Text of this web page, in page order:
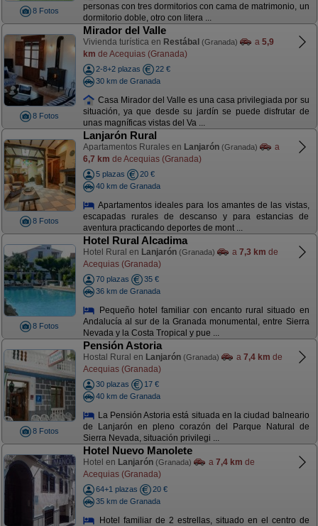
8 Fotos
personas con tres dormitorios con cama de matrimonio, un
dormitorio doble, otro con litera ...
8 Fotos
Mirador del Valle
Vivienda turística en Restábal (Granada) a 5,9
km de Acequias (Granada)
2-8+2 plazas
22 €
30 km de Granada
Casa Mirador del Valle es una casa privilegiada por su
situación, ya que desde su jardín se puede disfrutar de
unas magníficas vistas del Va ...
8 Fotos
Lanjarón Rural
Apartamentos Rurales en Lanjarón (Granada)
a
6,7 km de Acequias (Granada)
5 plazas
20 €
40 km de Granada
Apartamentos ideales para los amantes de las vistas,
escapadas rurales de descanso y para estancias de
aventura practicando deportes de mont ...
8 Fotos
Hotel Rural Alcadima
Hotel Rural en Lanjarón (Granada) a 7,3 km de
Acequias (Granada)
70 plazas
35 €
36 km de Granada
Pequeño hotel familiar con encanto rural situado en
Andalucía al sur de la Granada monumental, entre Sierra
Nevada y la Costa Tropical y pue ...
8 Fotos
Pensión Astoria
Hostal Rural en Lanjarón (Granada) a 7,4 km de
Acequias (Granada)
30 plazas
17 €
40 km de Granada
La Pensión Astoria está situada en la ciudad balneario
de Lanjarón en pleno corazón del Parque Natural de
Sierra Nevada, situación privilegi ...
Hotel Nuevo Manolete
Hotel en Lanjarón (Granada) a 7,4 km de
Acequias (Granada)
64+1 plazas
20 €
35 km de Granada
Hotel familiar de 2 estrellas, situado en el centro de